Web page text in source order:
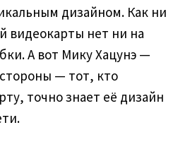
дизайном. Как ни
видеокарты нет ни на
А вот Мику Хацунэ —
— тот, кто
точно знает её дизайн